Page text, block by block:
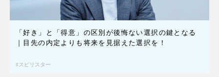
「好き」と「得意」の区別が後悔ない選択の鍵となる
｜目先の内定よりも将来を見据えた選択を！
スピリスター